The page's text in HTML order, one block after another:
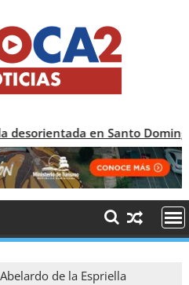
en Santo Domingo
Abelardo de la Espriella